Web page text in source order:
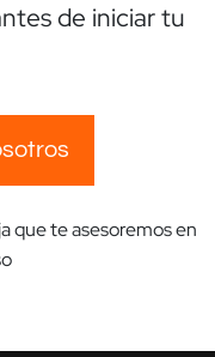
de iniciar tu
que te asesoremos en